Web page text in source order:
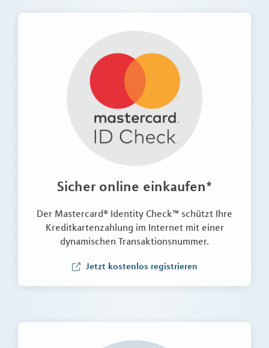
Sicher online einkaufen*
Der Mastercard® Identity Check™ schützt Ihre
Kreditkartenzahlung im Internet mit einer
dynamischen Transaktionsnummer.
Jetzt kostenlos registrieren